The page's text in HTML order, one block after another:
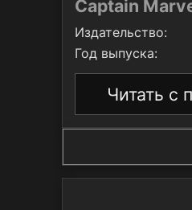
Captain
Издательство:
Год выпуска:
Читать с